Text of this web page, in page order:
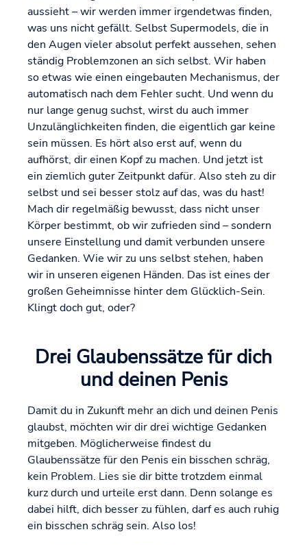
aussieht – wir werden immer irgendetwas finden,
was uns nicht gefällt. Selbst Supermodels, die in
den Augen vieler absolut perfekt aussehen, sehen
ständig Problemzonen an sich selbst. Wir haben
so etwas wie einen eingebauten Mechanismus, der
automatisch nach dem Fehler sucht. Und wenn du
nur lange genug suchst, wirst du auch immer
Unzulänglichkeiten finden, die eigentlich gar keine
sein müssen. Es hört also erst auf, wenn du
aufhörst, dir einen Kopf zu machen. Und jetzt ist
ein ziemlich guter Zeitpunkt dafür. Also steh zu dir
selbst und sei besser stolz auf das, was du hast!
Mach dir regelmäßig bewusst, dass nicht unser
Körper bestimmt, ob wir zufrieden sind – sondern
unsere Einstellung und damit verbunden unsere
Gedanken. Wie wir zu uns selbst stehen, haben
wir in unseren eigenen Händen. Das ist eines der
großen Geheimnisse hinter dem Glücklich-Sein.
Klingt doch gut, oder?
Drei Glaubenssätze für dich
und deinen Penis
Damit du in Zukunft mehr an dich und deinen Penis
glaubst, möchten wir dir drei wichtige Gedanken
mitgeben. Möglicherweise findest du
Glaubenssätze für den Penis ein bisschen schräg,
kein Problem. Lies sie dir bitte trotzdem einmal
kurz durch und urteile erst dann. Denn solange es
dabei hilft, dich besser zu fühlen, darf es auch ruhig
ein bisschen schräg sein. Also los!